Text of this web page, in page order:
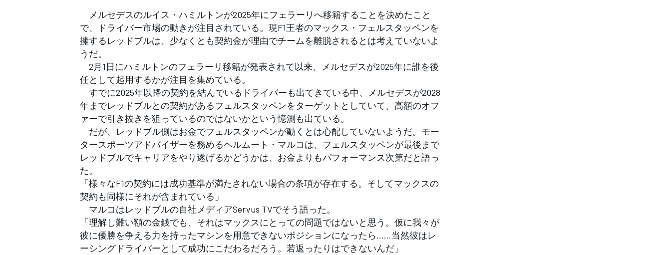
フォーミュラE
メルセデスのルイス・ハミルトンが2025年にフェラーリへ移籍することを決めたこと
で、ドライバー市場の動きが注目されている。現F1王者のマックス・フェルスタッペンを
擁するレッドブルは、少なくとも契約金が理由でチームを離脱されるとは考えていないよ
うだ。
2月1日にハミルトンのフェラーリ移籍が発表されて以来、メルセデスが2025年に誰を後
任として起用するかが注目を集めている。
すでに2025年以降の契約を結んでいるドライバーも出てきている中、メルセデスが2028
年までレッドブルとの契約があるフェルスタッペンをターゲットとしていて、高額のオフ
ァーで引き抜きを狙っているのではないかという憶測も出ている。
だが、レッドブル側はお金でフェルスタッペンが動くとは心配していないようだ。モー
タースポーツアドバイザーを務めるヘルムート・マルコは、フェルスタッペンが最後まで
レッドブルでキャリアをやり遂げるかどうかは、お金よりもパフォーマンス次第だと語っ
た。
「様々なF1の契約には成功基準が満たされない場合の条項が存在する。そしてマックスの
契約も同様にそれが含まれている」
マルコはレッドブルの自社メディアServus TVでそう語った。
「理解し難い額の金銭でも、それはマックスにとっての問題ではないと思う。仮に我々が
彼に優勝を争える力を持ったマシンを用意できないポジションになったら……当然彼はレ
ーシングドライバーとして成功にこだわるだろう。若返ったりはできないんだ」